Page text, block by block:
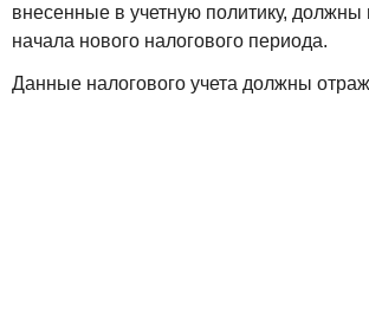
внесенные в учетную политику, должны
начала нового налогового периода.
Данные налогового учета должны